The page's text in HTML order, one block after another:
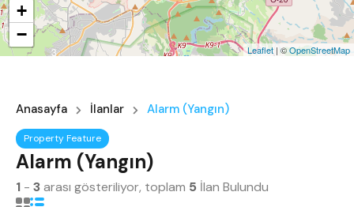
3
+
−
Leaflet | ©OpenStreetMap
Anasayfa İlanlar Alarm (Yangın)
Property Feature
Alarm (Yangın)
1 - 3arası gösteriliyor, toplam 5 İlan Bulundu